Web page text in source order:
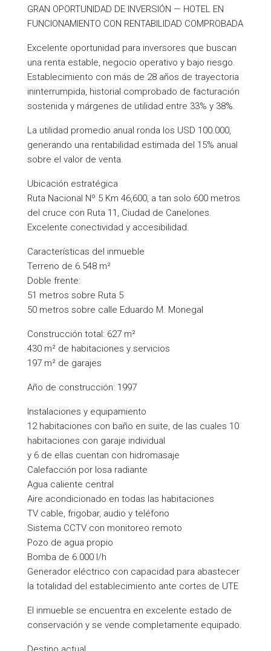
GRAN OPORTUNIDAD DE INVERSIÓN — HOTEL EN
FUNCIONAMIENTO CON RENTABILIDAD COMPROBADA
Excelente oportunidad para inversores que buscan
una renta estable, negocio operativo y bajo riesgo.
Establecimiento con más de 28 años de trayectoria
ininterrumpida, historial comprobado de facturación
sostenida y márgenes de utilidad entre 33% y 38%.
La utilidad promedio anual ronda los USD 100.000,
generando una rentabilidad estimada del 15% anual
sobre el valor de venta.
Ubicación estratégica
Ruta Nacional Nº 5 Km 46,600, a tan solo 600 metros
del cruce con Ruta 11, Ciudad de Canelones.
Excelente conectividad y accesibilidad.
Características del inmueble
Terreno de 6.548 m²
Doble frente:
51 metros sobre Ruta 5
50 metros sobre calle Eduardo M. Monegal
Construcción total: 627 m²
430 m² de habitaciones y servicios
197 m² de garajes
Año de construcción: 1997
Instalaciones y equipamiento
12 habitaciones con baño en suite, de las cuales 10
habitaciones con garaje individual
y 6 de ellas cuentan con hidromasaje
Calefacción por losa radiante
Agua caliente central
Aire acondicionado en todas las habitaciones
TV cable, frigobar, audio y teléfono
Sistema CCTV con monitoreo remoto
Pozo de agua propio
Bomba de 6.000 l/h
Generador eléctrico con capacidad para abastecer
la totalidad del establecimiento ante cortes de UTE
El inmueble se encuentra en excelente estado de
conservación y se vende completamente equipado.